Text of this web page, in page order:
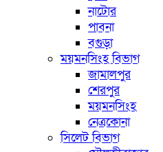
নাটোর
পাবনা
বগুড়া
ময়মনসিংহ বিভাগ
জামালপুর
শেরপুর
ময়মনসিংহ
নেত্রকোনা
সিলেট বিভাগ